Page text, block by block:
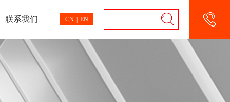
联系我们 CN EN